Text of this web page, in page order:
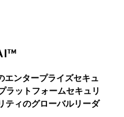
ンタープライズセキュ
ラットフォームセキュリ
ティのグローバルリーダ